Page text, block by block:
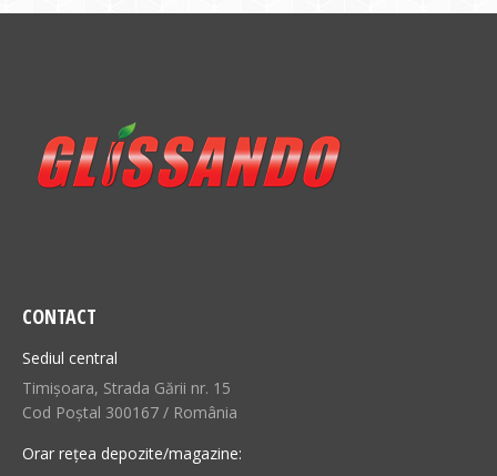
CONTACT
Sediul central
Timișoara, Strada Gării nr. 15
Cod Poștal 300167 / România
Orar rețea depozite/magazine: